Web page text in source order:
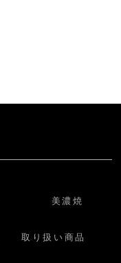
美濃焼
取り扱い商品